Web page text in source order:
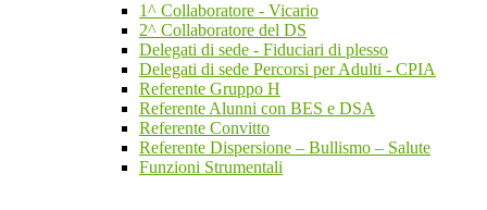
1^ Collaboratore - Vicario
2^ Collaboratore del DS
Delegati di sede - Fiduciari di plesso
Delegati di sede Percorsi per Adulti - CPIA
Referente Gruppo H
Referente Alunni con BES e DSA
Referente Convitto
Referente Dispersione – Bullismo – Salute
Funzioni Strumentali